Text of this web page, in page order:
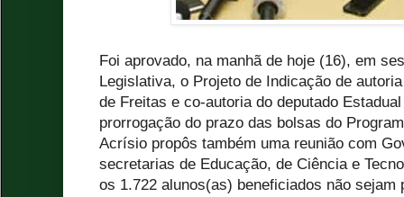
Foi aprovado, na manhã de hoje (16), em
Legislativa, o Projeto de Indicação de
de Freitas e co-autoria do deputado
prorrogação do prazo das bolsas do
Acrísio propôs também uma reunião com
secretarias de Educação, de Ciência e
os 1.722 alunos(as) beneficiados não